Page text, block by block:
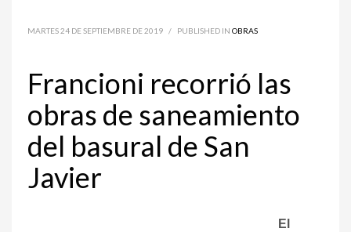
MARTES 24 DE SEPTIEMBRE DE 2019 / PUBLISHED IN OBRAS
Francioni recorrió las
obras de saneamiento
del basural de San
Javier
El